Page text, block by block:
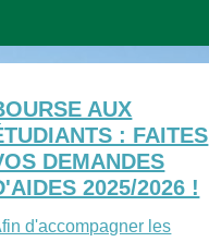
AUX
: FAITES
DEMANDES
2025/2026 !
d'accompagner les